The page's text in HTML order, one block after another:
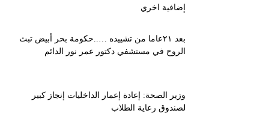
إضافية اخري
بعد ٢١عاما من تشييده …..حكومة بحر أبيض تبث
الروح في مستشفي دكتور عمر نور الدائم
وزير الصحة: إعادة إعمار الداخليات إنجاز كبير
لصندوق رعاية الطلاب